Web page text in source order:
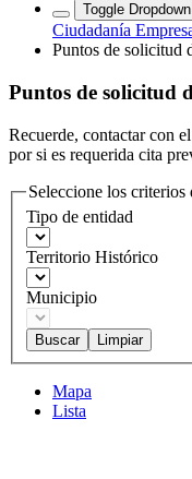
Toggle Dropdown
Ciudadanía
Puntos de solicitud
Puntos de solicitud
Recuerde, contactar con
por si es requerida cita
Seleccione los criterios
Tipo de entidad
Territorio Histórico
Municipio
Mapa
Lista